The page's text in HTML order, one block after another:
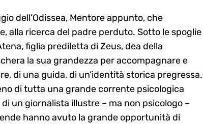
dell’Odissea, Mentore appunto, che
alla ricerca del padre perduto. Sotto le spoglie
figlia prediletta di Zeus, dea della
la sua grandezza per accompagnare e
di una guida, di un’identità storica pregressa.
di tutta una grande corrente psicologica
un giornalista illustre – ma non psicologo –
hanno avuto la grande opportunità di